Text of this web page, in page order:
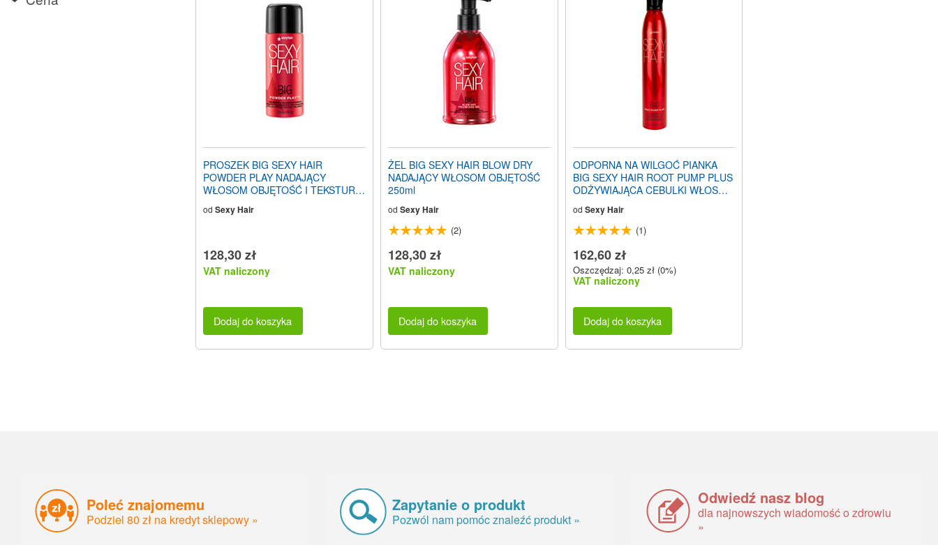
stronę
PROSZEK BIG SEXY HAIR
POWDER PLAY NADAJĄCY
WŁOSOM OBJĘTOŚĆ I TEKSTURĘ
od Sexy Hair
128,30 zł
VAT naliczony
Dodaj do koszyka
ŻEL BIG SEXY HAIR BLOW DRY
NADAJĄCY WŁOSOM OBJĘTOŚĆ
250ml
od Sexy Hair
(2)
128,30 zł
VAT naliczony
Dodaj do koszyka
ODPORNA NA WILGOĆ PIANKA
BIG SEXY HAIR ROOT PUMP PLUS
ODŻYWIAJĄCA CEBULKI WŁOSÓW
od Sexy Hair
(1)
162,60 zł
Oszczędzaj: 0,25 zł (0%)
VAT naliczony
Dodaj do koszyka
Poleć znajomemu
Podziel 80 zł na kredyt sklepowy »
Zapytanie o produkt
Pozwól nam pomóc znaleźć produkt »
Odwiedź nasz blog
dla najnowszych wiadomość o zdrowiu
»